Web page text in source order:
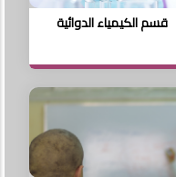
قسم الكيمياء الدوائية